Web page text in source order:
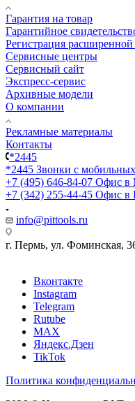
Гарантия на товар
Гарантийное
Регистрация расширенной
Сервисные центры
Сервисный сайт
Экспресс-сервис
Архивные модели
О компании
Рекламные материалы
Контакты
*2445
*2445 Звонки с
+7 (495) 646-84-07 Офис в
+7 (342) 255-44-45 Офис в
info@pittools.ru
г. Пермь, ул. Фоминская,
Вконтакте
Instagram
Telegram
Rutube
MAX
Яндекс.Дзен
TikTok
Политика